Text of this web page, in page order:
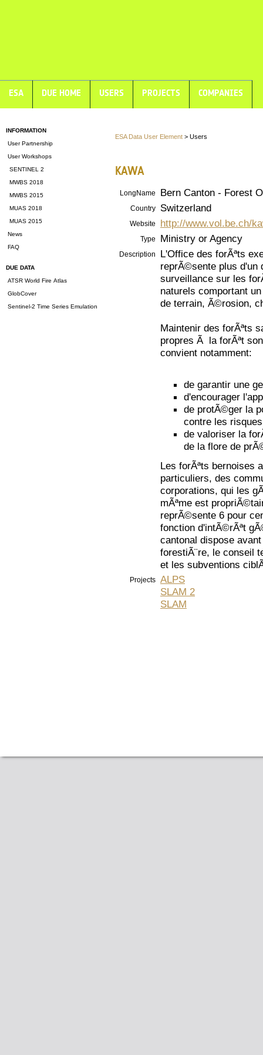
ESA DUE HOME USERS PROJECTS COMPANIES
INFORMATION
User Partnership
User Workshops
SENTINEL 2
MWBS 2018
MWBS 2015
MUAS 2018
MUAS 2015
News
FAQ
DUE DATA
ATSR World Fire Atlas
GlobCover
Sentinel-2 Time Series Emulation
ESA Data User Element > Users
KAWA
LongName Bern Canton - Forest
Country Switzerland
Website http://www.vol.be.ch/
Type Ministry or Agency
Description
L'Office des forÃªts
reprÃ©sente plus d'un
surveillance sur les
naturels comportant
de terrain, Ã©rosion,
Maintenir des forÃªts
propres Ã la forÃªt
convient notamment:
de garantir une
d'encourager
de protÃ©ger la
contre les
de valoriser la
de la flore de
Les forÃªts bernoises
particuliers, des
corporations, qui les
mÃªme est
reprÃ©sente 6 pour
fonction d'intÃ©rÃªt
cantonal dispose
forestiÃ¨re, le conseil
et les subventions
Projects ALPS
SLAM 2
SLAM